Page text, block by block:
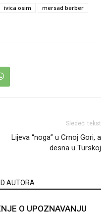
ivica osim
mersad berber
Sledeći tekst
Lijeva “noga” u Crnoj Gori, a
desna u Turskoj
AUTORA
O UPOZNAVANJU